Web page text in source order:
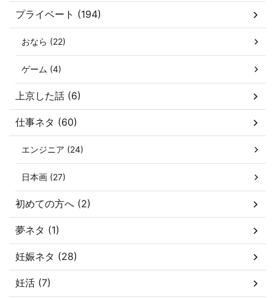
プライベート (194)
おなら (22)
ゲーム (4)
上京した話 (6)
仕事ネタ (60)
エンジニア (24)
日本画 (27)
初めての方へ (2)
夢ネタ (1)
妊娠ネタ (28)
妊活 (7)